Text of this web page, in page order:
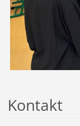
Kontakt